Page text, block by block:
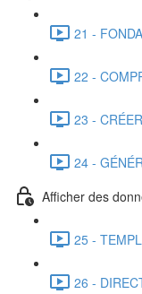
21 -
22 -
23 -
24 -
Afficher des
25 -
26 -